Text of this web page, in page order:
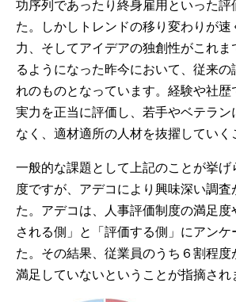
功序列であったり終身雇用といった評
た。しかしトレンドの移り変わりが速
力、そしてアイデアの独創性がこれま
るようになった昨今において、従来の
れのものとなっています。経験や社歴
実力を正当に評価し、若手やベテラン
なく、適材適所の人材を抜擢していく
一般的な課題として上記のことが挙げ
度ですが、アデコにより興味深い調査
た。アデコは、人事評価制度の満足度
される側」と「評価する側」にアンケ
た。その結果、従業員のうち６割程度
満足していないということが指摘され